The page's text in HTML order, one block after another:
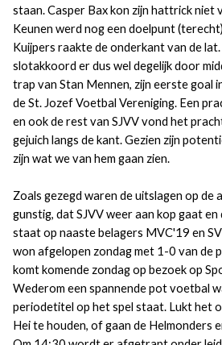
staan. Casper Bax kon zijn hattrick niet
Keunen werd nog een doelpunt
Kuijpers raakte de onderkant van de
slotakkoord er dus wel degelijk door
trap van Stan Mennen, zijn eerste goal
de St. Jozef Voetbal Vereniging. Een
en ook de rest van SJVV vond het
gejuich langs de kant. Gezien zijn
zijn wat we van hem gaan zien.
Zoals gezegd waren de uitslagen op de
gunstig, dat SJVV weer aan kop gaat
staat op naaste belagers MVC'19 en
won afgelopen zondag met 1-0 van de
komt komende zondag op bezoek op
Wederom een spannende pot voetbal
periodetitel op het spel staat. Lukt het
Hei te houden, of gaan de Helmonders